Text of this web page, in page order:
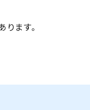
ます。